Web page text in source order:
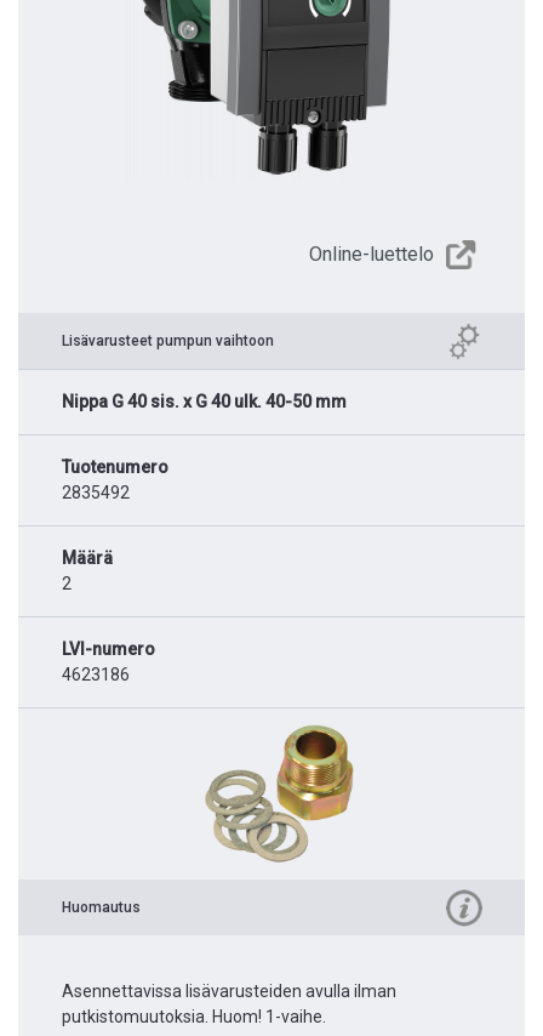
Online-luettelo
Lisävarusteet pumpun vaihtoon
Nippa G 40 sis. x G 40 ulk. 40-50 mm
Tuotenumero
2835492
Määrä
2
LVI-numero
4623186
Huomautus
Asennettavissa lisävarusteiden avulla ilman
putkistomuutoksia. Huom! 1-vaihe.